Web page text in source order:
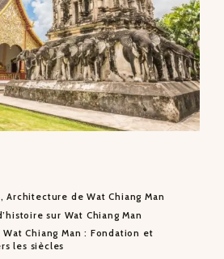
Architecture de Wat Chiang Man
sur Wat Chiang Man
Chiang Man : Fondation et
les siècles